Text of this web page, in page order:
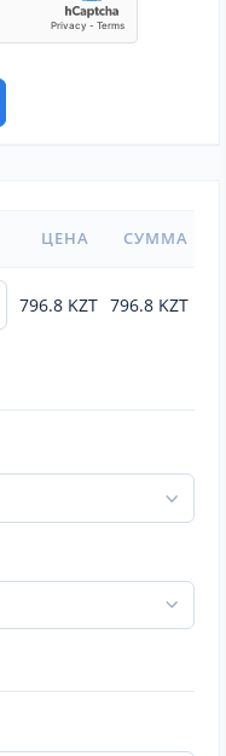
ЦЕНА СУММА
796.8 KZT 796.8 KZT